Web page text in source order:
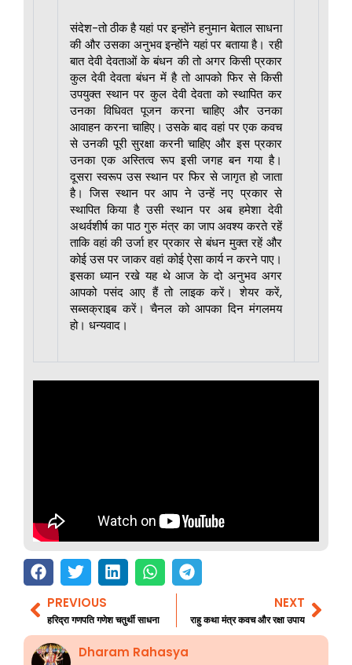
संदेश-तो ठीक है यहां पर इन्होंने हनुमान बेताल साधना
की और उसका अनुभव इन्होंने यहां पर बताया है। रही
बात देवी देवताओं के बंधन की तो अगर किसी प्रकार
कुल देवी देवता बंधन में है तो आपको फिर से किसी
उपयुक्त स्थान पर कुल देवी देवता को स्थापित कर
उनका विधिवत पूजन करना चाहिए और उनका
आवाहन करना चाहिए। उसके बाद वहां पर एक कवच
से उनकी पूरी सुरक्षा करनी चाहिए और इस प्रकार
उनका एक अस्तित्व रूप इसी जगह बन गया है।
दूसरा स्वरूप उस स्थान पर फिर से जागृत हो जाता
है। जिस स्थान पर आप ने उन्हें नए प्रकार से
स्थापित किया है उसी स्थान पर अब हमेशा देवी
अथर्वशीर्ष का पाठ गुरु मंत्र का जाप अवश्य करते रहें
ताकि वहां की उर्जा हर प्रकार से बंधन मुक्त रहें और
कोई उस पर जाकर वहां कोई ऐसा कार्य न करने पाए।
इसका ध्यान रखे यह थे आज के दो अनुभव अगर
आपको पसंद आए हैं तो लाइक करें। शेयर करें,
सब्सक्राइब करें। चैनल को आपका दिन मंगलमय
हो। धन्यवाद।
Prev
PREVIOUS
हरिद्रा गणपति गणेश चतुर्थी साधना
NEXT
राहु कथा मंत्र कवच और रक्षा उपाय
Dharam Rahasya